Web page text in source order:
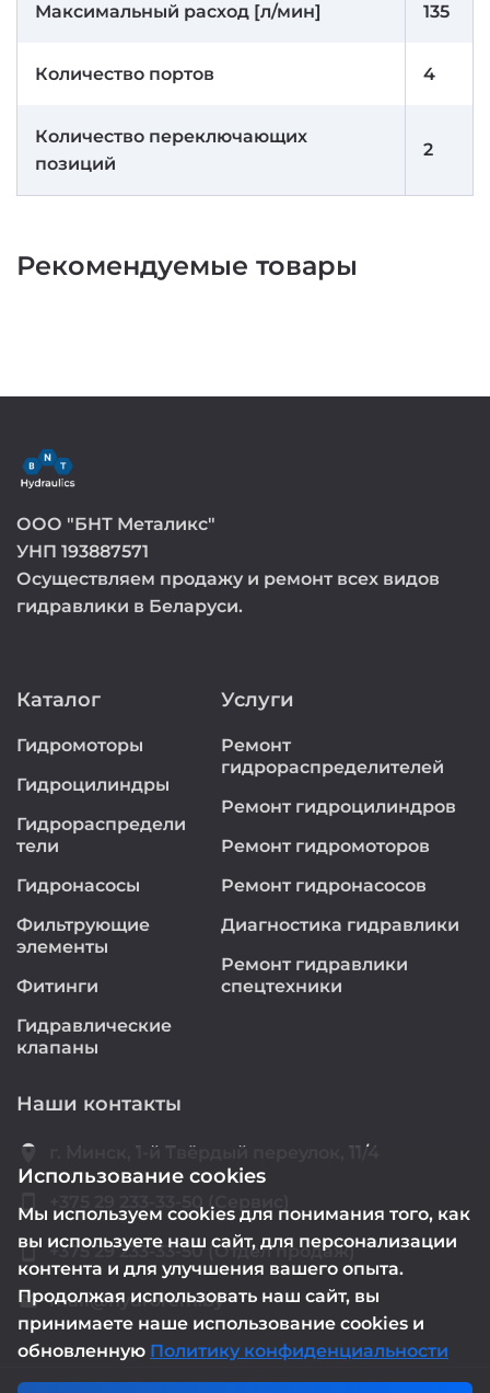
Максимальный расход [л/мин] 135
Количество портов 4
Количество переключающих
позиций
2
Рекомендуемые товары
ООО "БНТ Металикс"
УНП 193887571
Осуществляем продажу и ремонт всех видов
гидравлики в Беларуси.
Каталог
Гидромоторы
Гидроцилиндры
Гидрораспредели
тели
Гидронасосы
Фильтрующие
элементы
Фитинги
Гидравлические
клапаны
Услуги
Ремонт
гидрораспределителей
Ремонт гидроцилиндров
Ремонт гидромоторов
Ремонт гидронасосов
Диагностика гидравлики
Ремонт гидравлики
спецтехники
Наши контакты
location_on г. Минск, 1-й Твёрдый переулок, 11/4
smartphone +375 29 233-33-50 (Сервис)
smartphone +375 29 233-33-50 (Отдел продаж)
email mail@hydrorem.by
Использование cookies
Мы используем cookies для понимания того, как
вы используете наш сайт, для персонализации
контента и для улучшения вашего опыта.
Продолжая использовать наш сайт, вы
принимаете наше использование cookies и
обновленную Политику конфиденциальности